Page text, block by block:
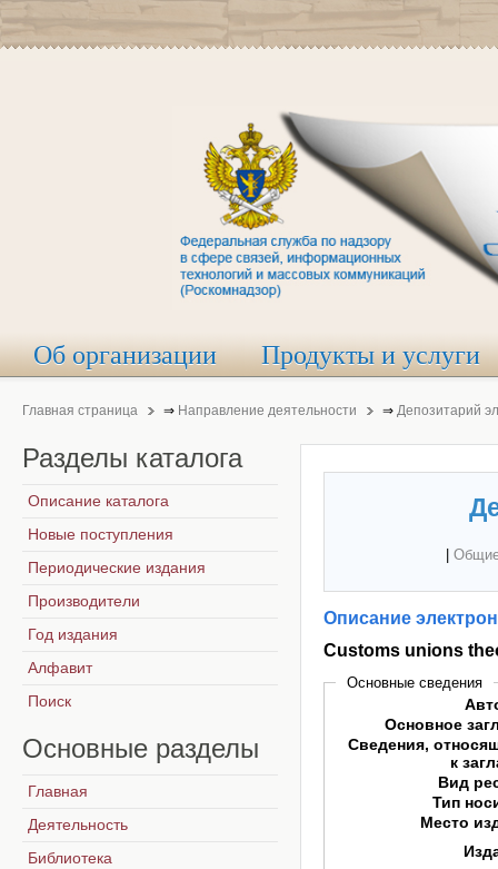
Об организации Продукты и услуги
Главная страница ⇒ Направление деятельности ⇒ Депозитарий
Описание
Customs unions
Основные сведения
Основное
Сведения,
к
Вид
Тип
Место
Разделы каталога
Описание каталога
Новые поступления
Периодические издания
Производители
Год издания
Алфавит
Поиск
Основные разделы
Главная
Деятельность
Библиотека